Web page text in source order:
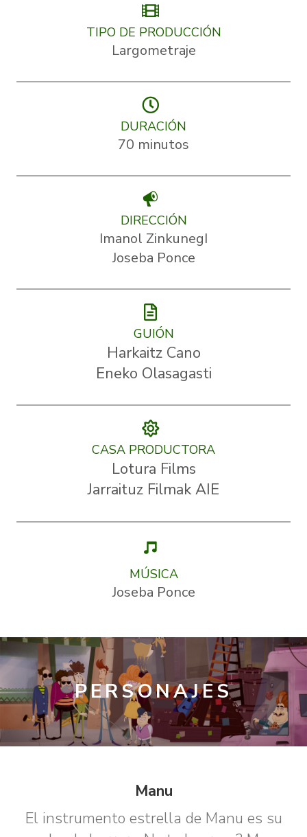
TIPO DE PRODUCCIÓN
Largometraje
DURACIÓN
70 minutos
DIRECCIÓN
Imanol ZinkunegI
Joseba Ponce
GUIÓN
Harkaitz Cano
Eneko Olasagasti
CASA PRODUCTORA
Lotura Films
Jarraituz Filmak AIE
MÚSICA
Joseba Ponce
PERSONAJES
Manu
El instrumento estrella de Manu es su